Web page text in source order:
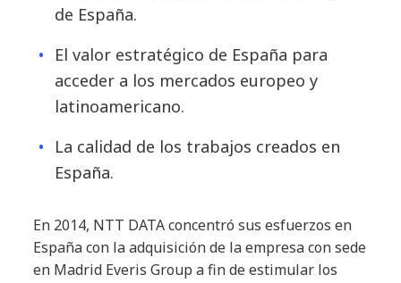
de España.
El valor estratégico de España para
acceder a los mercados europeo y
latinoamericano.
La calidad de los trabajos creados en
España.
En 2014, NTT DATA concentró sus esfuerzos en
España con la adquisición de la empresa con sede
en Madrid Everis Group a fin de estimular los